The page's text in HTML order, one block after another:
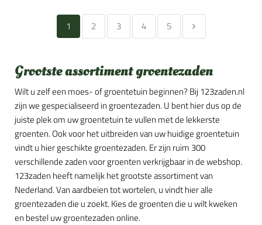
1 2 3 4 5
Grootste assortiment groentezaden
Wilt u zelf een moes- of groentetuin beginnen? Bij 123zaden.nl
zijn we gespecialiseerd in groentezaden. U bent hier dus op de
juiste plek om uw groentetuin te vullen met de lekkerste
groenten. Ook voor het uitbreiden van uw huidige groentetuin
vindt u hier geschikte groentezaden. Er zijn ruim 300
verschillende zaden voor groenten verkrijgbaar in de webshop.
123zaden heeft namelijk het grootste assortiment van
Nederland. Van aardbeien tot wortelen, u vindt hier alle
groentezaden die u zoekt. Kies de groenten die u wilt kweken
en bestel uw groentezaden online.